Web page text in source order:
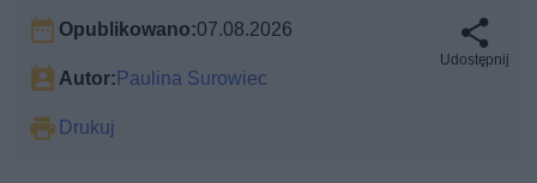
Opublikowano:07.08.2026
Autor: Paulina Surowiec
Drukuj
Udostępnij